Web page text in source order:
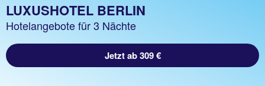
LUXUSHOTEL BERLIN
Hotelangebote für 3 Nächte
Jetzt ab 309 €